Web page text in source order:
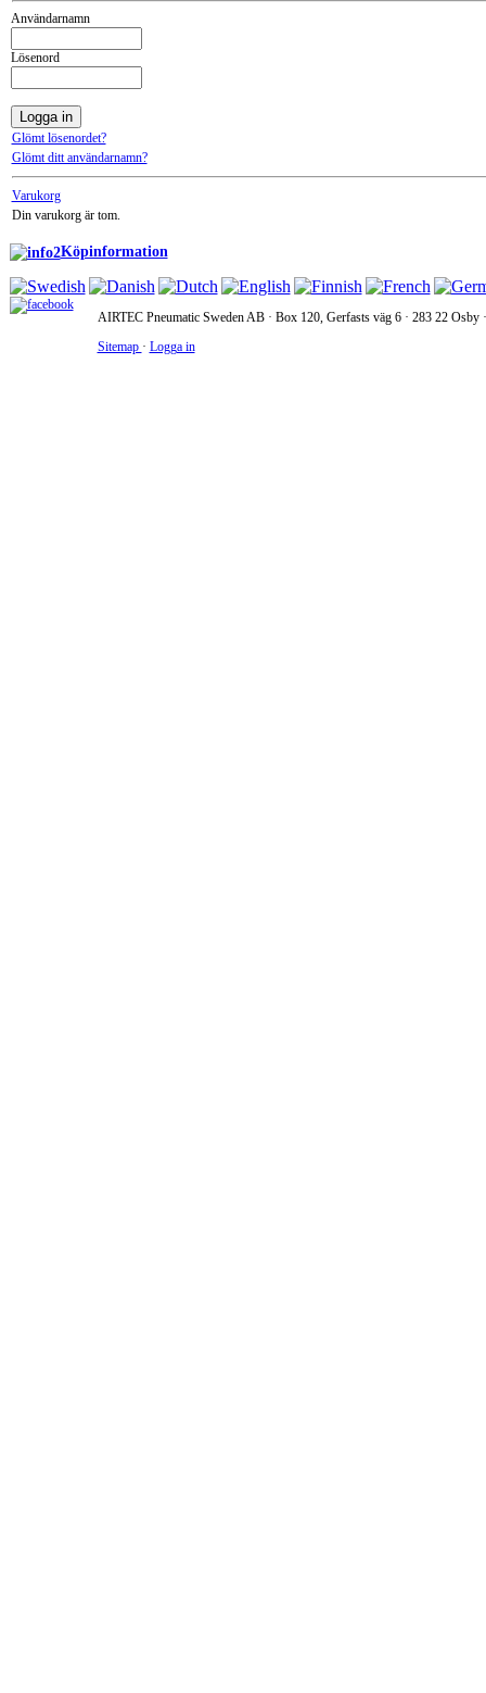
Användarnamn
Lösenord
Glömt lösenordet?
Glömt ditt användarnamn?
Varukorg
Din varukorg är tom.
Köpinformation
AIRTEC Pneumatic Sweden AB · Box 120, Gerfasts väg 6 · 283 22
Sitemap · Logga in